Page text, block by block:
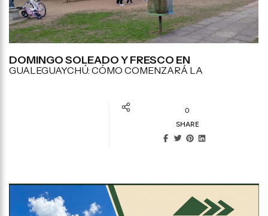
DOMINGO SOLEADO Y FRESCO EN
GUALEGUAYCHÚ: CÓMO COMENZARÁ LA
0
SHARE